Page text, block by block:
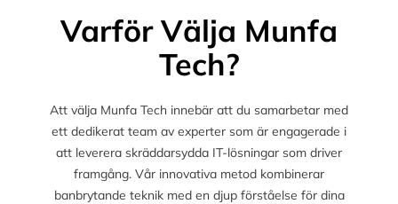
Varför Välja Munfa
Tech?
Att välja Munfa Tech innebär att du samarbetar med
ett dedikerat team av experter som är engagerade i
att leverera skräddarsydda IT-lösningar som driver
framgång. Vår innovativa metod kombinerar
banbrytande teknik med en djup förståelse för dina